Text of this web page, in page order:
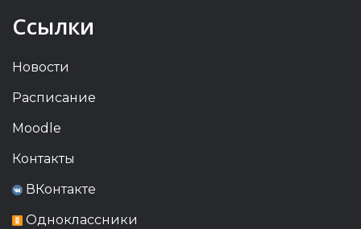
Ссылки
Новости
Расписание
Moodle
Контакты
ВКонтакте
Одноклассники